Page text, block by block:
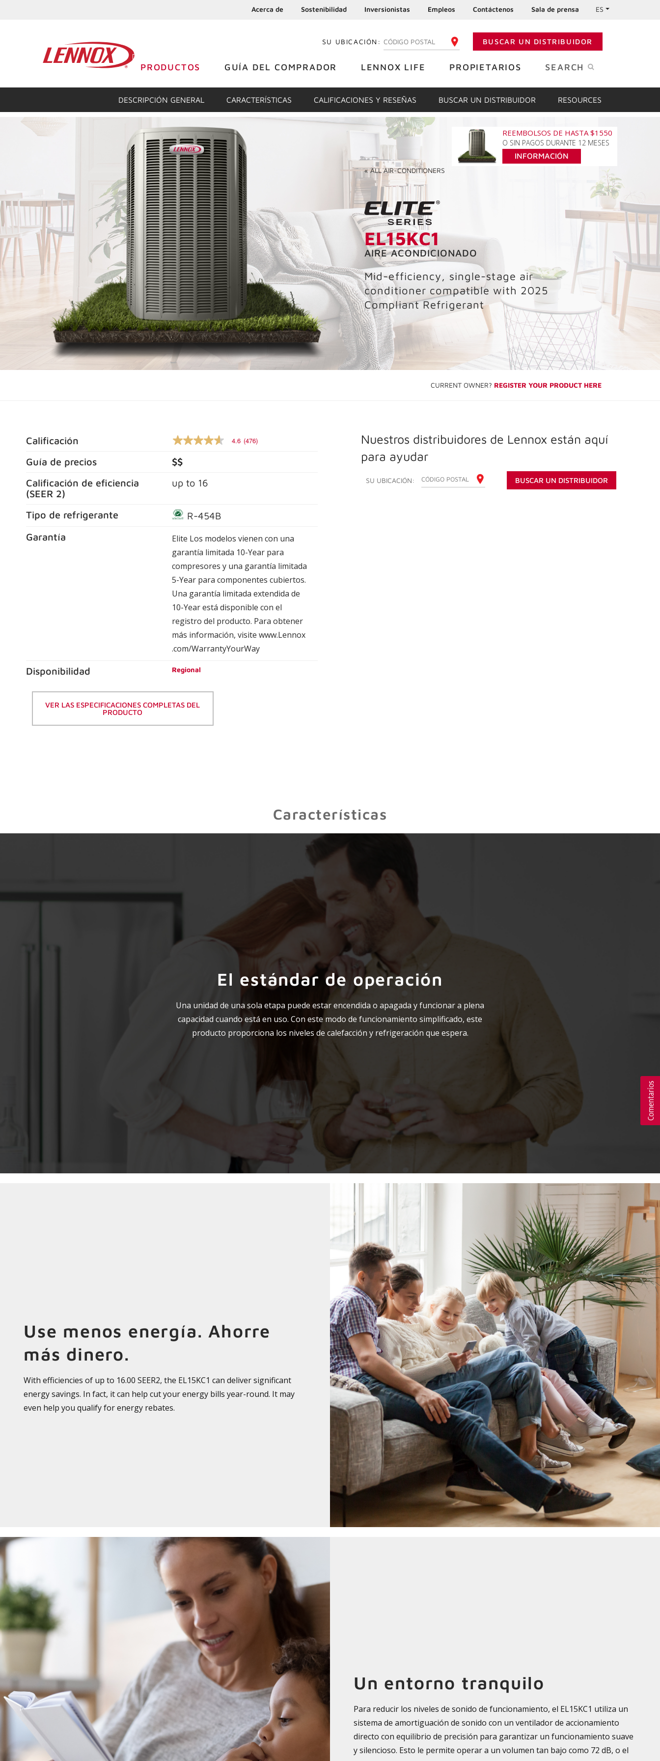
Acerca de Sostenibilidad Inversionistas Empleos Contáctenos Sala de prensa ES
SU UBICACIÓN: INGRESE SU CÓDIGO POSTAL BUSCAR UN DISTRIBUIDOR
PRODUCTOS GUÍA DEL COMPRADOR LENNOX LIFE PROPIETARIOS SEARCH
DESCRIPCIÓN GENERAL CARACTERÍSTICAS CALIFICACIONES Y RESEÑAS BUSCAR UN DISTRIBUIDOR RESOURCES
«ALLAIR-CONDITIONERS
EL15KC1
AIRE ACONDICIONADO
Mid-efficiency, single-stage air
conditioner compatible with 2025
Compliant Refrigerant
REEMBOLSOS DE HASTA $1550
O SIN PAGOS DURANTE 12 MESES
INFORMACIÓN
CURRENT OWNER? REGISTER YOUR PRODUCT HERE
Calificación
4.6
of
5
average
rating
476
page
4.6 (476)
Guía de precios
$$
Calificación de eficiencia
(SEER 2)
up to 16
Tipo de refrigerante
R-454B
Garantía
Elite Los modelos vienen con una
garantía limitada 10-Year para
compresores y una garantía limitada
5-Year para componentes cubiertos.
Una garantía limitada extendida de
10-Year está disponible con el
registro del producto. Para obtener
más información, visite www.Lennox
.com/WarrantyYourWay
Disponibilidad Regional
VER LAS ESPECIFICACIONES COMPLETAS DEL
PRODUCTO
Nuestros distribuidores de Lennox están aquí
para ayudar
SU UBICACIÓN: INGRESE SU CÓDIGO POSTAL BUSCAR UN DISTRIBUIDOR
Características
El estándar de operación
Una unidad de una sola etapa puede estar encendida o apagada y funcionar a plena
capacidad cuando está en uso. Con este modo de funcionamiento simplificado, este
producto proporciona los niveles de calefacción y refrigeración que espera.
Use menos energía. Ahorre
más dinero.
With efficiencies of up to 16.00 SEER2, the EL15KC1 can deliver significant
energy savings. In fact, it can help cut your energy bills year-round. It may
even help you qualify for energy rebates.
Un entorno tranquilo
Para reducir los niveles de sonido de funcionamiento, el EL15KC1 utiliza un
sistema de amortiguación de sonido con un ventilador de accionamiento
directo con equilibrio de precisión para garantizar un funcionamiento suave
y silencioso. Esto le permite operar a un volumen tan bajo como 72 dB, o el